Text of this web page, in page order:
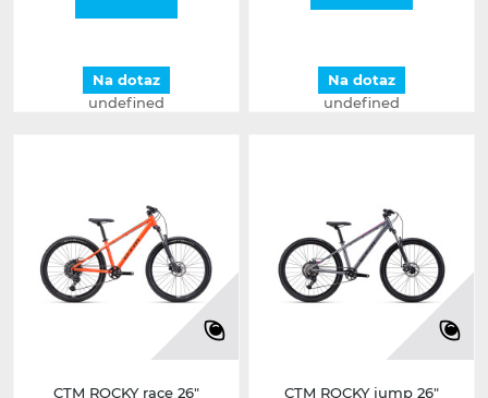
Na dotaz
undefined
Na dotaz
undefined
CTM ROCKY race 26"
CTM ROCKY jump 26"